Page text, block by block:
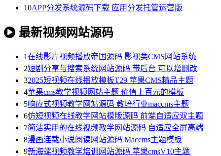
10APP分发系统源码下载 应用分发托管运营版
最新视频网站源码
1在线影片视频播放帝国源码 影视类CMS网站系统
2短剧分享与搜索系统网站源码 带后台 可以增删改
32025短视频在线播放模板T29 苹果CMS精品主题
4苹果cms教学视频网站主题 价值上百元的模板
5响应式视频教学网站源码 教培行业maccms主题
6仿短视频在线教学网站模版源码 前端自适应双主题
7简洁实用的在线视频教学网站源码 自适应全屏高端
8漫画连载小说阅读网站源码 Maccms主题模板
9新海螺视频教学培训网站源码 苹果cmsV10主题